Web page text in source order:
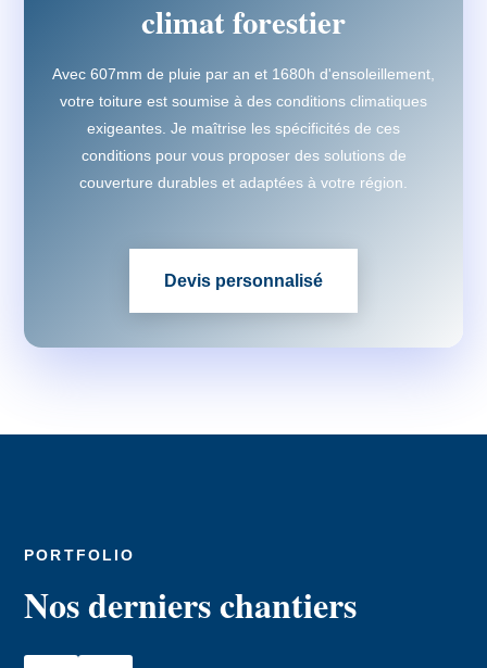
climat forestier
Avec 607mm de pluie par an et 1680h d'ensoleillement,
votre toiture est soumise à des conditions climatiques
exigeantes. Je maîtrise les spécificités de ces
conditions pour vous proposer des solutions de
couverture durables et adaptées à votre région.
Devis personnalisé
PORTFOLIO
Nos derniers chantiers